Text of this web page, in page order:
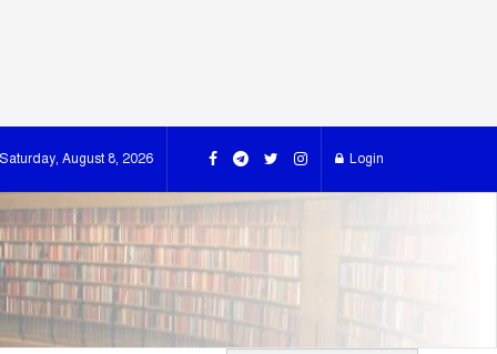
Saturday, August 8, 2026 Login